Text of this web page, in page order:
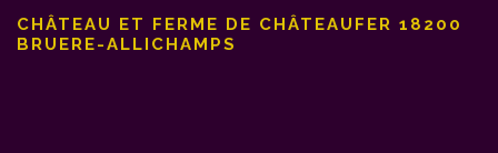
CHÂTEAU ET FERME DE CHÂTEAUFER 18200
BRUERE-ALLICHAMPS